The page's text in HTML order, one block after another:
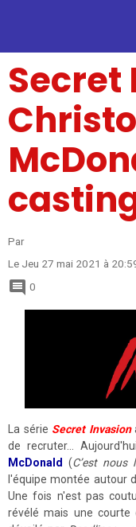
Secret
Par
Le Jeu 27 mai 2021 à
0
La série Secret Invasion
de recruter...
McDonald
(C’est nous
l'équipe montée autour
Une fois n'est pas
révélé mais une courte